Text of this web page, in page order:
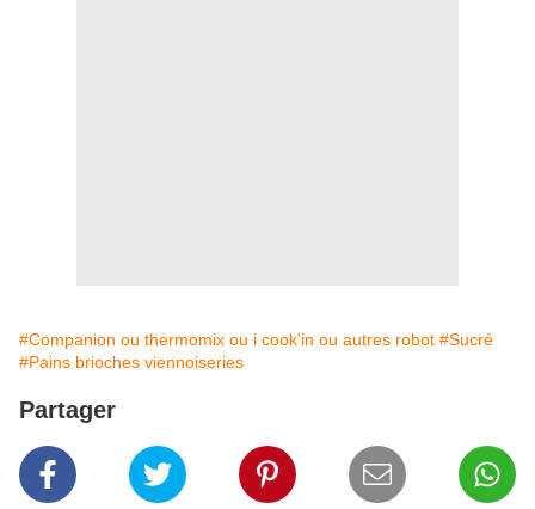
#Companion ou thermomix ou i cook'in ou autres robot #Sucré
#Pains brioches viennoiseries
Partager